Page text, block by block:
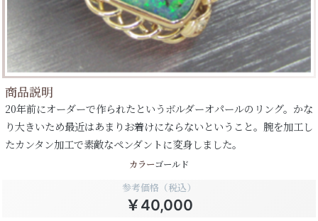
商品説明
20年前にオーダーで作られたというボルダーオパールのリング。かな
り大きいため最近はあまりお着けにならないということ。腕を加工し
たカンタン加工で素敵なペンダントに変身しました。
カラーゴールド
参考価格（税込）
￥40,000